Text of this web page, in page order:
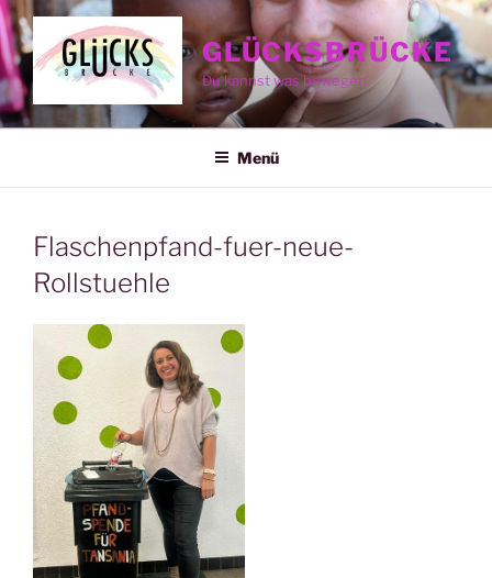
Zum
Inhalt
springen
GLÜCKSBRÜCKE
Du kannst was bewegen
Menü
Flaschenpfand-fuer-neue-
Rollstuehle